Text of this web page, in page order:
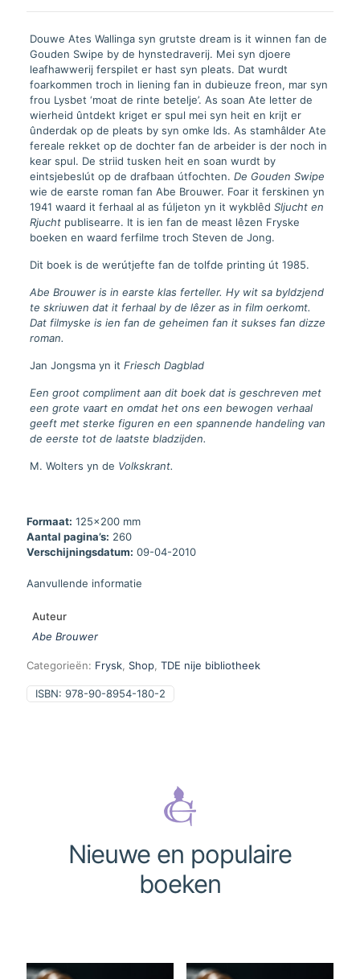
Douwe Ates Wallinga syn grutste dream is it winnen fan de
Gouden Swipe by de hynstedraverij. Mei syn djoere
leafhawwerij ferspilet er hast syn pleats. Dat wurdt
foarkommen troch in liening fan in dubieuze freon, mar syn
frou Lysbet ‘moat de rinte betelje’. As soan Ate letter de
wierheid ûntdekt kriget er spul mei syn heit en krijt er
ûnderdak op de pleats by syn omke Ids. As stamhâlder Ate
fereale rekket op de dochter fan de arbeider is der noch in
kear spul. De striid tusken heit en soan wurdt by
eintsjebeslút op de drafbaan útfochten. De Gouden Swipe
wie de earste roman fan Abe Brouwer. Foar it ferskinen yn
1941 waard it ferhaal al as fúljeton yn it wykblêd Sljucht en
Rjuchtpublisearre. It is ien fan de meast lêzen Fryske
boeken en waard ferfilme troch Steven de Jong.
Dit boek is de werútjefte fan de tolfde printing út 1985.
Abe Brouwer is in earste klas ferteller. Hy wit sa byldzjend
te skriuwen dat it ferhaal by de lêzer as in film oerkomt.
Dat filmyske is ien fan de geheimen fan it sukses fan dizze
roman.
Jan Jongsma yn it Friesch Dagblad
Een groot compliment aan dit boek dat is geschreven met
een grote vaart en omdat het ons een bewogen verhaal
geeft met sterke figuren en een spannende handeling van
de eerste tot de laatste bladzijden.
M. Wolters yn de Volkskrant.
Formaat: 125x200 mm
Aantal pagina’s: 260
Verschijningsdatum: 09-04-2010
Aanvullende informatie
Auteur
Abe Brouwer
Categorieën: Frysk, Shop, TDE nije bibliotheek
ISBN: 978-90-8954-180-2
Nieuwe en populaire
boeken